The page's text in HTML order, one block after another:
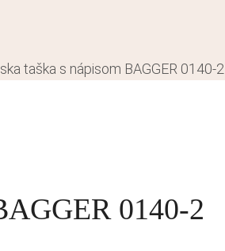
taška s nápisom BAGGER 0140-2
0140-2